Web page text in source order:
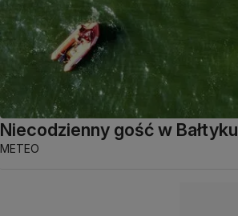
Niecodzienny gość w Bałtyku
METEO